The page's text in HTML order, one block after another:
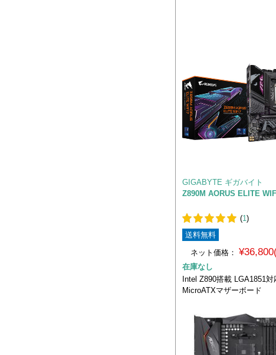
GIGABYTE ギガバイト
Z890M AORUS ELITE
(1)
送料無料
ネット価格：
在庫なし
Intel Z890搭載 LGA1851対
MicroATXマザーボード